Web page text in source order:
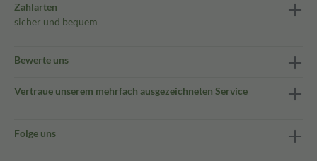
Zahlarten
sicher und bequem
Bewerte uns
Vertraue unserem mehrfach ausgezeichneten Service
Folge uns